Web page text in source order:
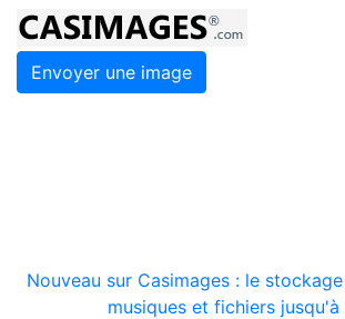
Envoyer une image
Nouveau sur Casimages : le
musiques et fichiers jusqu'à